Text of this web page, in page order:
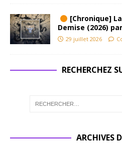
[Chronique]
Demise (2026)
29 juillet 2026
RECHERCHEZ
ARCHIVES